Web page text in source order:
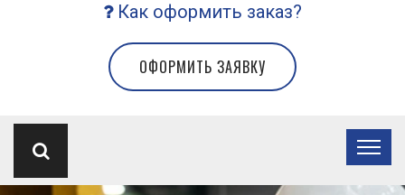
Как оформить заказ?
ОФОРМИТЬ ЗАЯВКУ